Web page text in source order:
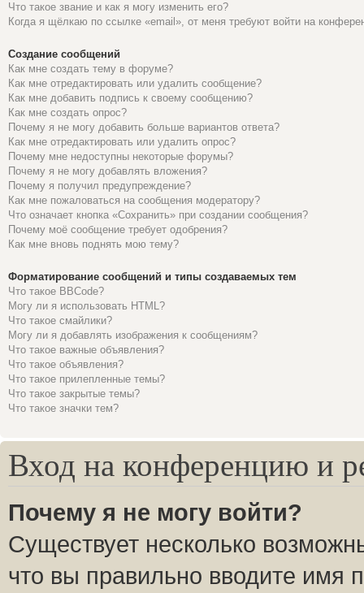
Что такое звание и как я могу изменить его?
Когда я щёлкаю по ссылке «email», от меня требуют войти на
Создание сообщений
Как мне создать тему в форуме?
Как мне отредактировать или удалить сообщение?
Как мне добавить подпись к своему сообщению?
Как мне создать опрос?
Почему я не могу добавить больше вариантов ответа?
Как мне отредактировать или удалить опрос?
Почему мне недоступны некоторые форумы?
Почему я не могу добавлять вложения?
Почему я получил предупреждение?
Как мне пожаловаться на сообщения модератору?
Что означает кнопка «Сохранить» при создании сообщения?
Почему моё сообщение требует одобрения?
Как мне вновь поднять мою тему?
Форматирование сообщений и типы создаваемых тем
Что такое BBCode?
Могу ли я использовать HTML?
Что такое смайлики?
Могу ли я добавлять изображения к сообщениям?
Что такое важные объявления?
Что такое объявления?
Что такое прилепленные темы?
Что такое закрытые темы?
Что такое значки тем?
Вход на конференцию и
Почему я не могу войти?
Существует несколько
что вы правильно вводите имя